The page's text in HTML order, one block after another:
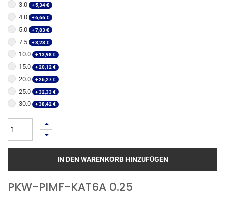
3.0 +5,34€
4.0 +6,66€
5.0 +7,83€
7.5 +8,23€
10.0 +13,98€
15.0 +20,12 €
20.0 +26,27€
25.0 +32,33€
30.0 +38,42€
IN DEN WARENKORB HINZUFÜGEN
PKW-PIMF-KAT6A 0.25